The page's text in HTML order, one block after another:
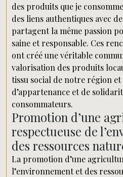
des produits que je
des liens authentiques avec
partagent la même passion
saine et responsable. Ces
ont créé une véritable
valorisation des produits
tissu social de notre région
d’appartenance et de
consommateurs.
Promotion d’une
respectueuse de
des ressources
La promotion d’une
l’environnement et des